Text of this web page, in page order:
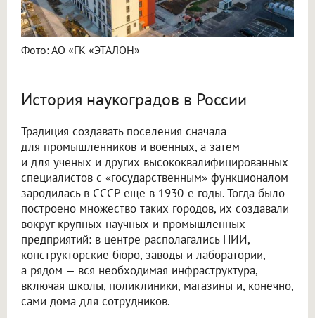
Фото: АО «ГК «ЭТАЛОН»
История наукоградов в России
Традиция создавать поселения сначала
для промышленников и военных, а затем
и для ученых и других высококвалифицированных
специалистов с «государственным» функционалом
зародилась в СССР еще в 1930-е годы. Тогда было
построено множество таких городов, их создавали
вокруг крупных научных и промышленных
предприятий: в центре располагались НИИ,
конструкторские бюро, заводы и лаборатории,
а рядом — вся необходимая инфраструктура,
включая школы, поликлиники, магазины и, конечно,
сами дома для сотрудников.